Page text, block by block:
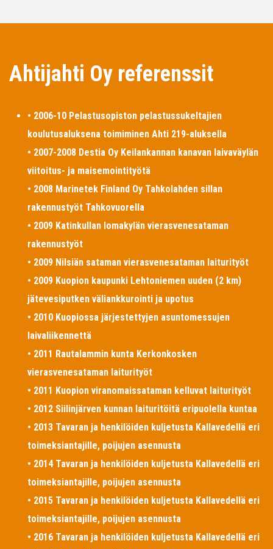
Ahtijahti Oy referenssit
• 2006-10 Pelastusopiston pelastussukeltajien
koulutusaluksena toimiminen Ahti 219-aluksella
• 2007-2008 Destia Oy Keilankannan kanavan laivaväylän
viitoitus- ja maisemointityötä
• 2008 Marinetek Finland Oy Tahkolahden sillan
rakennustyöt Tahkovuorella
• 2009 Katinkullan lomakylän vierasvenesataman
rakennustyöt
• 2009 Nilsiän sataman vierasvenesataman laiturityöt
• 2009 Kuopion kaupunki Lehtoniemen uuden (2 km)
jätevesiputken väliankkurointi ja upotus
• 2010 Kuopiossa järjestettyjen asuntomessujen
laivaliikennettä
• 2011 Rautalammin kunta Kerkonkosken
vierasvenesataman laiturityöt
• 2011 Kuopion viranomaissataman kelluvat laiturityöt
• 2012 Siilinjärven kunnan laituritöitä eripuolella kuntaa
• 2013 Tavaran ja henkilöiden kuljetusta Kallavedellä eri
toimeksiantajille, poijujen asennusta
• 2014 Tavaran ja henkilöiden kuljetusta Kallavedellä eri
toimeksiantajille, poijujen asennusta
• 2015 Tavaran ja henkilöiden kuljetusta Kallavedellä eri
toimeksiantajille, poijujen asennusta
• 2016 Tavaran ja henkilöiden kuljetusta Kallavedellä eri